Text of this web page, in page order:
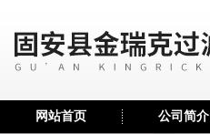
网站首页 公司简介